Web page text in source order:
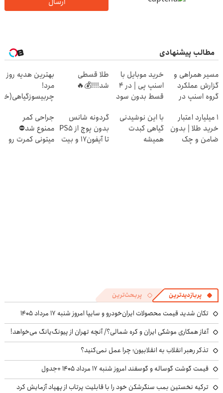
مطالب پیشنهادی
مسیر همراهی و
گزارش عملکرد
گروه اسنپ در
خرید موبایل با
اسنپ پی | در ۴
قسط بدون سود
طلا قسطی
شد!!!!💰🔥
بهترین هدیه روز
مرد!
۱ میلیارد اعتبار
خرید طلا | بدون
ضامن و چک
با این نوشیدنی
گیاهی کبدت
همیشه
گردونه شانس
بدون پوچ از PS5
تا آیفون17 و بیت
جراحی کمر
ممنوع شد⛔
میتونی کمرت رو
پربازدیدترین پربحث‌ترین
تکان شدید قیمت محصولات ایران‌خودرو و سایپا امروز شنبه ۱۷ مرداد ۱۴۰۵
آغاز همکاری موشکی ایران و کره شمالی؟/ آنچه تهران از پیونگ‌یانگ می‌خواهد!
تذکر رهبر انقلاب به انقلابیون؛ چرا عمل نمی‌کنید؟
قیمت گوشت گوساله و گوسفند امروز شنبه ۱۷ مرداد ۱۴۰۵ +جدول
ترکیه نخستین بمب سنگرشکن خود را با قابلیت پرتاب از پهپاد آزمایش کرد